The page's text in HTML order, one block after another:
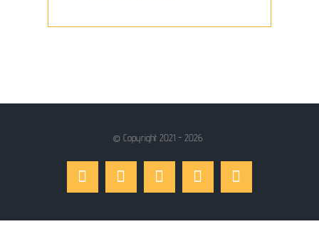
© Copyright 2021 - 2026
FacebookInstagramLinkedIn
X YouTube